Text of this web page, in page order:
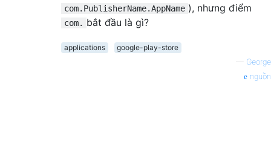
com.PublisherName.AppName ), nhưng điểm
com. bắt đầu là gì?
applications
google-play-store
— George
nguồn